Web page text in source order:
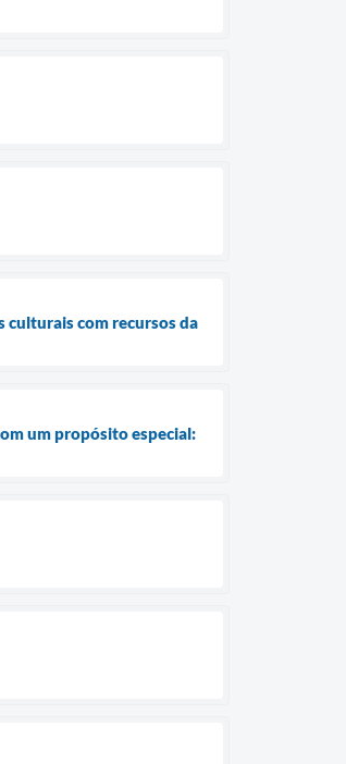
culturais com recursos da
um propósito especial: